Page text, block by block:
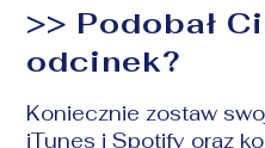
>> Podobał
odcinek?
Koniecznie zostaw
iTunes i Spotify oraz